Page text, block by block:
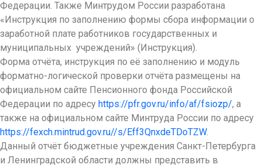
Федерации. Также Минтрудом России разработана
«Инструкция по заполнению формы сбора информации о
заработной плате работников государственных и
муниципальных учреждений» (Инструкция).
Форма отчёта, инструкция по её заполнению и модуль
форматно-логической проверки отчёта размещены на
официальном сайте Пенсионного фонда Российской
Федерации по адресу https://pfr.gov.ru/info/af/fsiozp/, а
также на официальном сайте Минтруда России по адресу
https://fexch.mintrud.gov.ru//s/Eff3QnxdeTDoTZW.
Данный отчёт бюджетные учреждения Санкт-Петербурга
и Ленинградской области должны представить в